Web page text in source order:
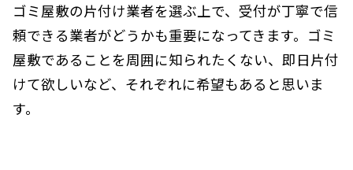
ゴミ屋敷の片付け業者を選ぶ上で、受付が丁寧で信
頼できる業者がどうかも重要になってきます。ゴミ
屋敷であることを周囲に知られたくない、即日片付
けて欲しいなど、それぞれに希望もあると思いま
す。